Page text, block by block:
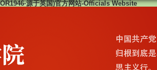
源于英国)官方网站-Officials Website